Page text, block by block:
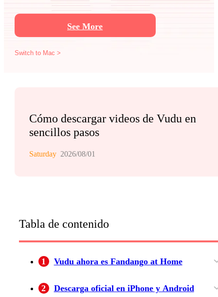
See More
Switch to Mac >
Cómo descargar videos de Vudu en
sencillos pasos
Saturday 2026/08/01
Tabla de contenido
1 Vudu ahora es Fandango at Home
2 Descarga oficial en iPhone y Android